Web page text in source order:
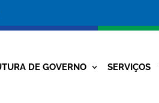
da
Prefeitura
Navegação
DE GOVERNO SERVIÇOS